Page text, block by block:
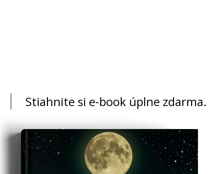
Stiahnite si e-book úplne zdarma.